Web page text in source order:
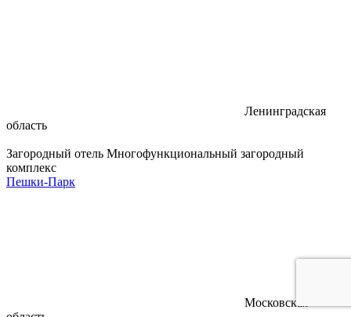
Ленинградская
область
Загородный отель Многофункциональный загородный
комплекс
Пешки-Парк
Московская